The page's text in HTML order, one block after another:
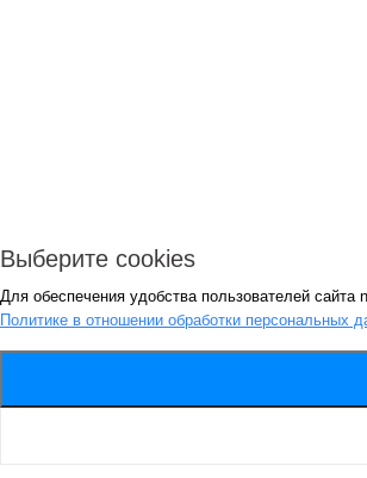
Выберите cookies
Для обеспечения удобства пользователей
Политике в отношении обработки персональных